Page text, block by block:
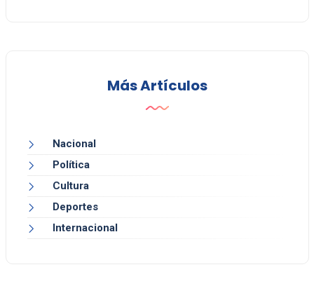
Más Artículos
Nacional
Política
Cultura
Deportes
Internacional